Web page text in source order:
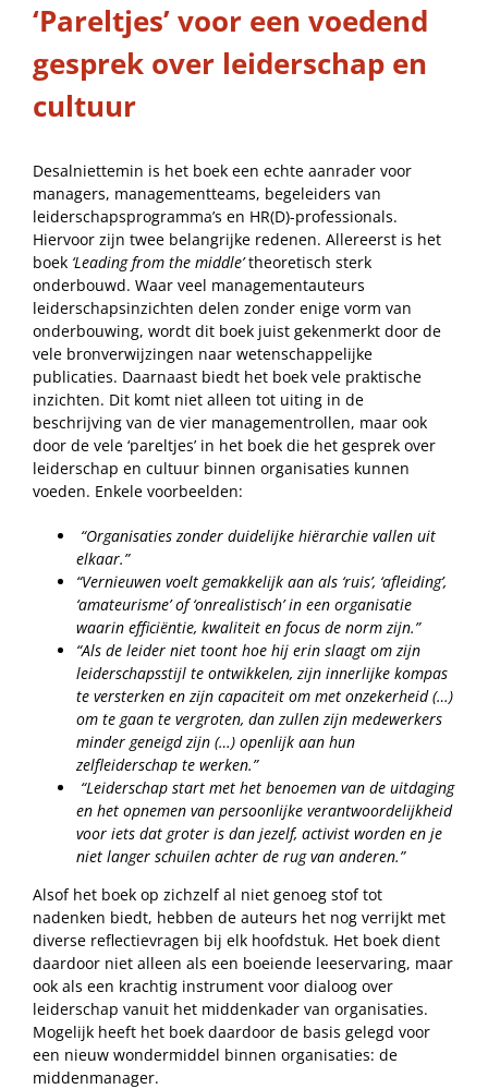
‘Pareltjes’ voor een voedend
gesprek over leiderschap en
cultuur
Desalniettemin is het boek een echte aanrader voor
managers, managementteams, begeleiders van
leiderschapsprogramma’s en HR(D)-professionals.
Hiervoor zijn twee belangrijke redenen. Allereerst is het
boek ‘Leading from the middle’theoretisch sterk
onderbouwd. Waar veel managementauteurs
leiderschapsinzichten delen zonder enige vorm van
onderbouwing, wordt dit boek juist gekenmerkt door de
vele bronverwijzingen naar wetenschappelijke
publicaties. Daarnaast biedt het boek vele praktische
inzichten. Dit komt niet alleen tot uiting in de
beschrijving van de vier managementrollen, maar ook
door de vele ‘pareltjes’ in het boek die het gesprek over
leiderschap en cultuur binnen organisaties kunnen
voeden. Enkele voorbeelden:
“Organisaties zonder duidelijke hiërarchie vallen uit
elkaar.”
“Vernieuwen voelt gemakkelijk aan als ‘ruis’, ‘afleiding’,
‘amateurisme’ of ‘onrealistisch’ in een organisatie
waarin efficiëntie, kwaliteit en focus de norm zijn.”
“Als de leider niet toont hoe hij erin slaagt om zijn
leiderschapsstijl te ontwikkelen, zijn innerlijke kompas
te versterken en zijn capaciteit om met onzekerheid (…)
om te gaan te vergroten, dan zullen zijn medewerkers
minder geneigd zijn (…) openlijk aan hun
zelfleiderschap te werken.”
“Leiderschap start met het benoemen van de uitdaging
en het opnemen van persoonlijke verantwoordelijkheid
voor iets dat groter is dan jezelf, activist worden en je
niet langer schuilen achter de rug van anderen.”
Alsof het boek op zichzelf al niet genoeg stof tot
nadenken biedt, hebben de auteurs het nog verrijkt met
diverse reflectievragen bij elk hoofdstuk. Het boek dient
daardoor niet alleen als een boeiende leeservaring, maar
ook als een krachtig instrument voor dialoog over
leiderschap vanuit het middenkader van organisaties.
Mogelijk heeft het boek daardoor de basis gelegd voor
een nieuw wondermiddel binnen organisaties: de
middenmanager.